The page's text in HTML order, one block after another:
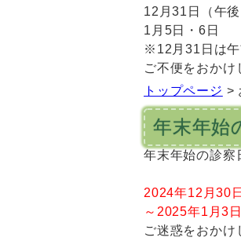
12月31日（午
1月5日・6日
※12月31日は
ご不便をおか
トップページ >
年末年始
年末年始の診察
2024年12月30
～2025年1月3
ご迷惑をおか